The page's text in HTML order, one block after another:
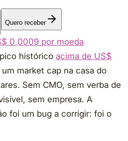
Quero receber
0,0009 por moeda
históricoacima de US$
market cap na casa do
Sem CMO, sem verba de
sem empresa. A
foi um bug a corrigir: foi o